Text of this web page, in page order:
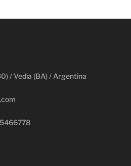
/ Vedia (BA) / Argentina